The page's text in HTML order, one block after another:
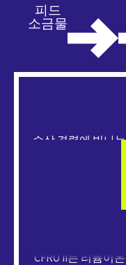
피드
소금물
수상 경력에 빛나
스템 효율성을 극
은
CFRO I은 리튬이
으로 변환하기에
CFRO II는 리튬이